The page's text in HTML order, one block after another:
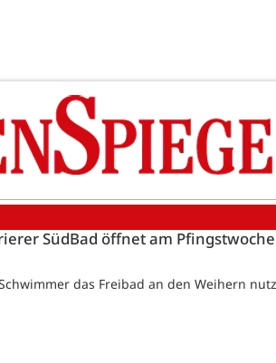
SüdBad öffnet am
das Freibad an den Weihern